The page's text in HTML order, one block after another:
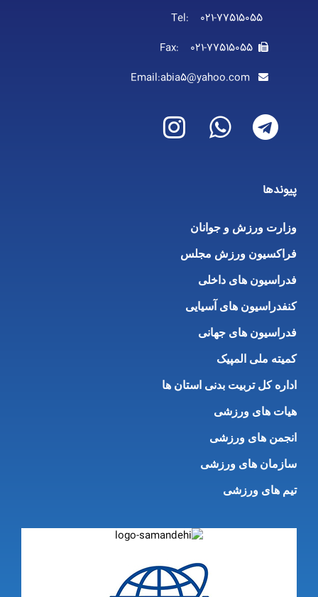
پیوندها
وزارت ورزش و جوانان
فراکسیون ورزش مجلس
فدراسیون های داخلی
کنفدراسیون های آسیایی
فدراسیون های جهانی
کمیته ملی المپیک
اداره کل تربیت بدنی استان ها
هیات های ورزشی
انجمن های ورزشی
سازمان های ورزشی
تیم های ورزشی